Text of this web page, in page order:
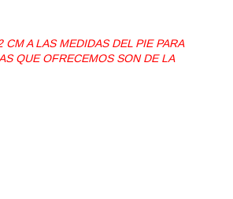
A LAS MEDIDAS DEL PIE PARA
QUE OFRECEMOS SON DE LA